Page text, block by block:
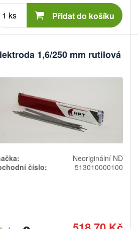
Počet
kusů Přidat do košíku
1,6/250 mm rutilová
Neoriginální ND
číslo:
513010000100